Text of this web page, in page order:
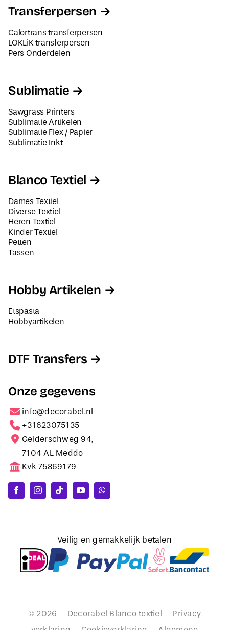
Transferpersen
Calortrans transferpersen
LOKLiK transferpersen
Pers Onderdelen
Sublimatie
Sawgrass Printers
Sublimatie Artikelen
Sublimatie Flex / Papier
Sublimatie Inkt
Blanco Textiel
Dames Textiel
Diverse Textiel
Heren Textiel
Kinder Textiel
Petten
Tassen
Hobby Artikelen
Etspasta
Hobbyartikelen
DTF Transfers
Onze gegevens
info@decorabel.nl
+31623075135
Gelderschweg 94,
7104 AL Meddo
Kvk 75869179
Veilig en gemakkelijk betalen
© 2026 – Decorabel Blanco textiel – Privacy